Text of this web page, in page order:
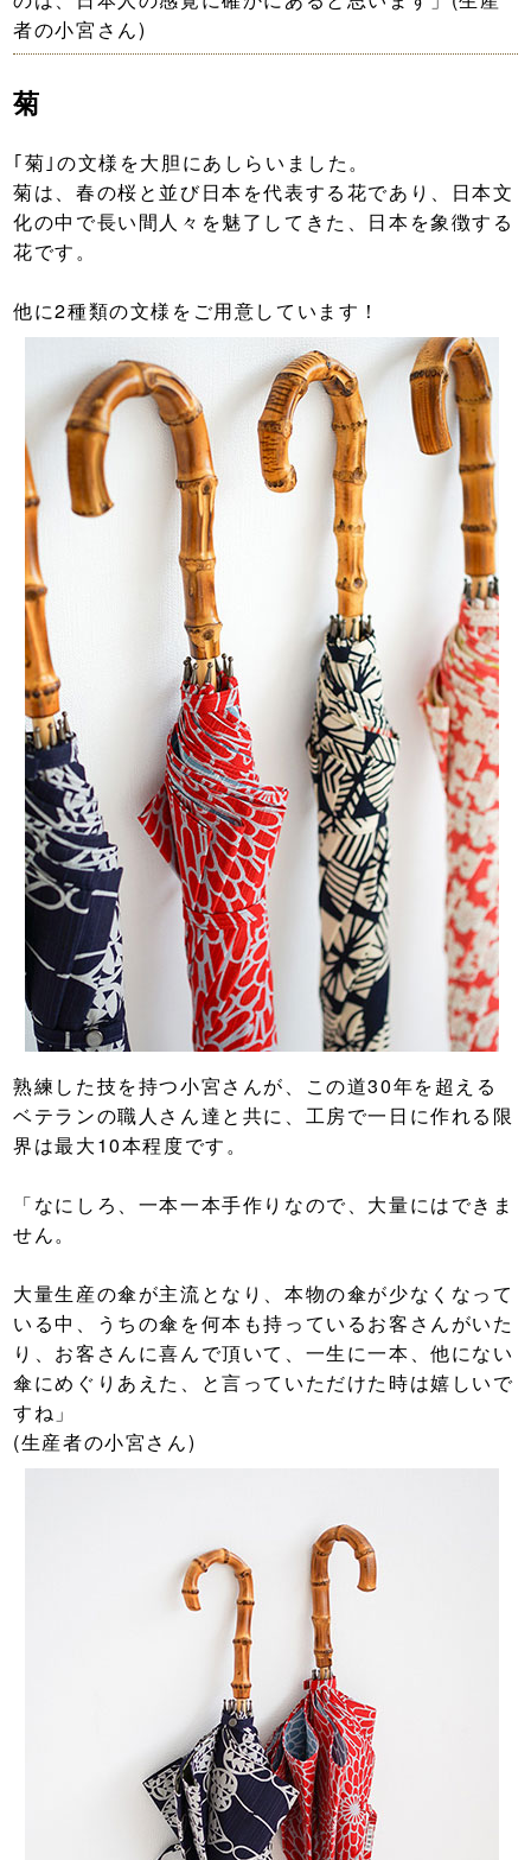
者の小宮さん)
菊
｢菊｣の文様を大胆にあしらいました。
菊は、春の桜と並び日本を代表する花であり、日本文
化の中で長い間人々を魅了してきた、日本を象徴する
花です。
他に2種類の文様をご用意しています！
熟練した技を持つ小宮さんが、この道30年を超える
ベテランの職人さん達と共に、工房で一日に作れる限
界は最大10本程度です。
「なにしろ、一本一本手作りなので、大量にはできま
せん。
大量生産の傘が主流となり、本物の傘が少なくなって
いる中、うちの傘を何本も持っているお客さんがいた
り、お客さんに喜んで頂いて、一生に一本、他にない
傘にめぐりあえた、と言っていただけた時は嬉しいで
すね」
(生産者の小宮さん)